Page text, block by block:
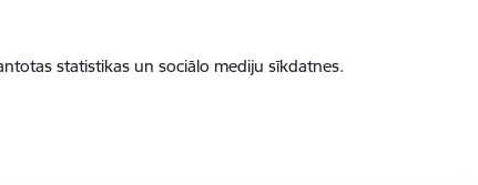
statistikas un sociālo mediju sīkdatnes.